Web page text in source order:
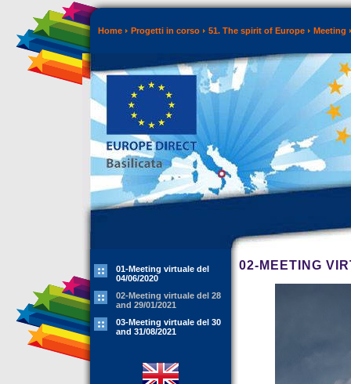
Home Progetti in corso 51. The spirit of Europe Meeting
01-Meeting virtuale del
04/06/2020
02-Meeting virtuale del 28
and 29/01/2021
03-Meeting virtuale del 30
and 31/08/2021
02-MEETING